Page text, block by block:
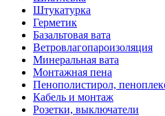
Штукатурка
Герметик
Базальтовая вата
Ветровлагопароизоляция
Минеральная вата
Монтажная пена
Пенополистирол,
Кабель и монтаж
Розетки, выключатели